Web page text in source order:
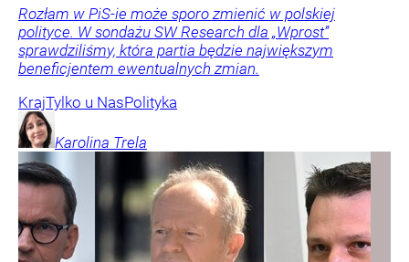
Rozłam w PiS-ie może sporo zmienić w polskiej
polityce. W sondażu SW Research dla „Wprost”
sprawdziliśmy, która partia będzie największym
beneficjentem ewentualnych zmian.
KrajTylko u NasPolityka
Karolina Trela